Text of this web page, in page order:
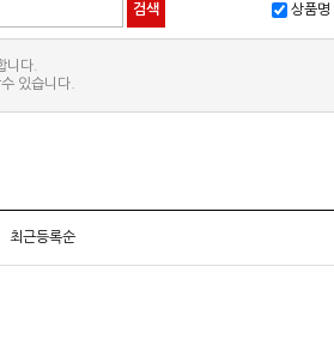
상품명
니다.
있습니다.
최근등록순